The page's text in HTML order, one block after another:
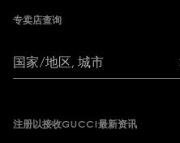
专卖店查询
国家/地区, 城市
注册以接收GUCCI最新资讯